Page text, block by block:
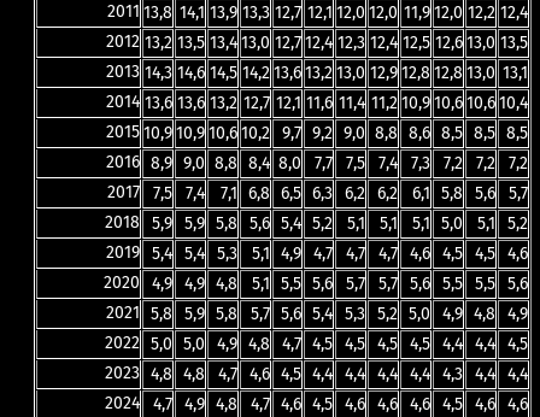
2011 13,8 14,1 13,9 13,3 12,7 12,1 12,0 12,0 11,912,0 12,2 12,4
2012 13,2 13,5 13,413,0 12,712,4 12,3 12,4 12,5 12,613,0 13,5
2013 14,3 14,6 14,5 14,213,613,213,0 12,912,8 12,8 13,0 13,1
2014 13,6 13,6 13,2 12,7 12,1 11,6 11,4 11,210,910,610,610,4
201510,910,910,610,2 9,7 9,2 9,0 8,8 8,6 8,5 8,5 8,5
2016 8,9 9,0 8,8 8,4 8,0 7,7 7,5 7,4 7,3 7,2 7,2
7,2
2017
7,5 7,4 7,1 6,8 6,5 6,3 6,2 6,2 6,1 5,8 5,6
5,7
2018
5,9 5,9 5,8 5,6 5,4 5,2 5,1 5,1 5,1 5,0 5,1
5,2
2019 5,4 5,4 5,3 5,1 4,9 4,7 4,7 4,7 4,6 4,5 4,5 4,6
2020
4,9 4,9 4,8 5,1 5,5 5,6 5,7 5,7 5,6 5,5 5,5 5,6
2021 5,8 5,9 5,8 5,7 5,6 5,4 5,3 5,2 5,0 4,9 4,8
4,9
2022 5,0 5,0 4,9 4,8 4,7 4,5 4,5 4,5 4,5 4,4 4,4 4,5
2023 4,8 4,8 4,7 4,6 4,5 4,4 4,4 4,4 4,4 4,3 4,4 4,4
2024
4,7 4,9 4,8 4,7 4,6 4,5 4,6 4,6 4,6 4,5 4,6 4,6